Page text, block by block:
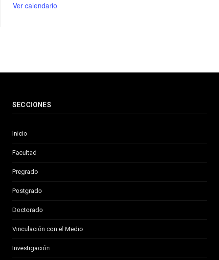
Ver calendario
SECCIONES
Inicio
Facultad
Pregrado
Postgrado
Doctorado
Vinculación con el Medio
Investigación